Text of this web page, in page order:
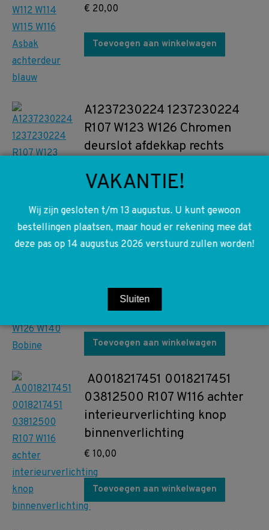
€ 20,00
Toevoegen aan winkelwagen
A1237230224 1237230224
R107 W123 W126 Chromen
deurslot afdekkap rechts
W124 R129 W126 W140 Bobine
50,00
Toevoegen aan winkelwagen
A0018217451 0018217451
03812500 R107 W116 achter
interieurverlichting knop
binnenverlichting
€ 10,00
Toevoegen aan winkelwagen
VAKANTIE!
Wij zijn gesloten t/m 13 augustus. U kunt gewoon
bestellingen plaatsen, maar houd er rekening mee dat
deze pas op 14 augustus 2026 verstuurd zullen worden!
Sluiten